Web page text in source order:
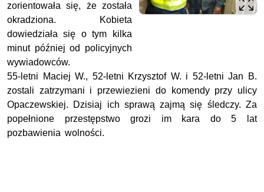
zorientowała się, że została
okradziona. Kobieta
dowiedziała się o tym kilka
minut później od policyjnych
wywiadowców.
55-letni Maciej W., 52-letni Krzysztof W. i 52-letni Jan B.
zostali zatrzymani i przewiezieni do komendy przy ulicy
Opaczewskiej. Dzisiaj ich sprawą zajmą się śledczy. Za
popełnione przestępstwo grozi im kara do 5 lat
pozbawienia wolności.